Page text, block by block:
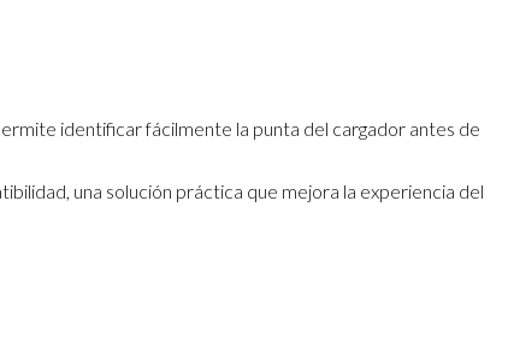
identificar fácilmente la punta del cargador antes de
una solución práctica que mejora la experiencia del